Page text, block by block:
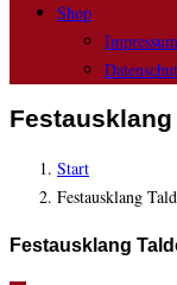
Shop
Impressum
Start
Festausklang
Festausklang